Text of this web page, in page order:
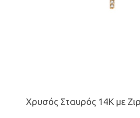
Χρυσός Σταυρός 14Κ με